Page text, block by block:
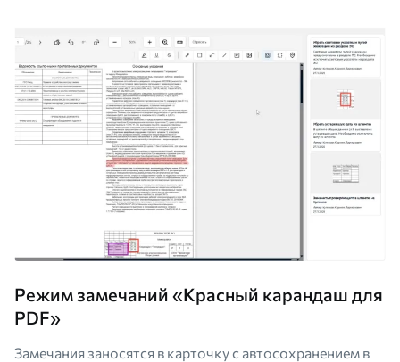
Режим замечаний «Красный карандаш для
PDF»
Замечания заносятся в карточку с автосохранением в